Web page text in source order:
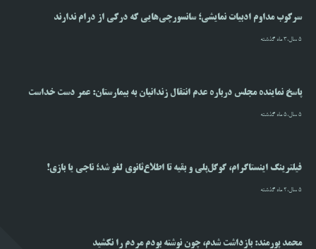
سرکوب مداوم ادبیات نمایشی؛ سانسورچی‌هایی که درکی از درام ندارند
5 سال،3 ماه گذشته
پاسخ نماینده مجلس درباره عدم انتقال زندانیان به بیمارستان: عمر دست خداست
5 سال،5 ماه گذشته
فیلترینگ اینستاگرام، گوگل‌پلی و بقیه تا اطلاع‌ثانوی لغو شد؛ ناجی یا بازی!
5 سال،2 ماه گذشته
محمد پورمند: بازداشت شدم، چون نوشته بودم مردم را نکشید